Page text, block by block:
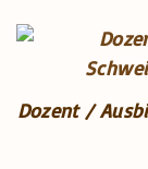
Dozent /